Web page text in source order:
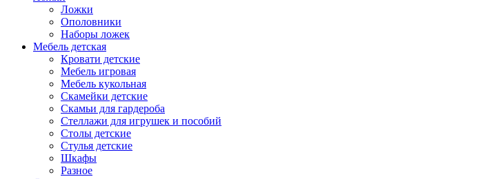
Ложки
Ополовники
Наборы ложек
Мебель детская
Кровати детские
Мебель игровая
Мебель кукольная
Скамейки детские
Скамьи для гардероба
Стеллажи для игрушек и пособий
Столы детские
Стулья детские
Шкафы
Разное